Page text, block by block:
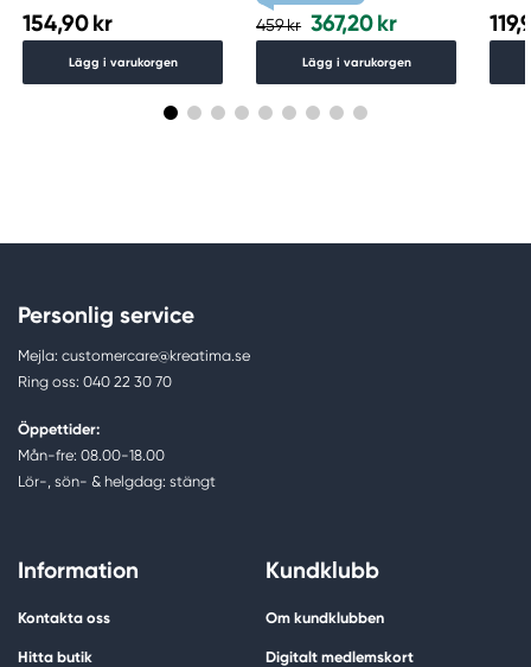
154,90 kr
Lägg i varukorgen
459 kr 367,20 kr
Lägg i varukorgen
Personlig service
Mejla: customercare@kreatima.se
Ring oss: 040 22 30 70
Öppettider:
Mån-fre: 08.00-18.00
Lör-, sön- & helgdag: stängt
Information
Kontakta oss
Hitta butik
Kundklubb
Om kundklubben
Digitalt medlemskort